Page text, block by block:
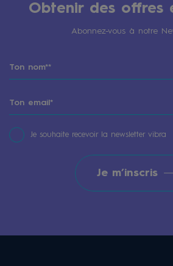
Obtenir des offres
Abonnez-vous à notre
Je souhaite recevoir la newsletter vibra
Je m’inscris